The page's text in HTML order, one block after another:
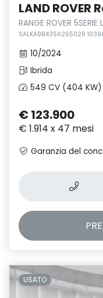
LAND ROVER
RANGE ROVER
SALKA9B43SA265026
10/2024
Ibrida
549 CV (404 KW)
€ 123.900
€ 1.914 x 47 mesi
Garanzia del
USATO